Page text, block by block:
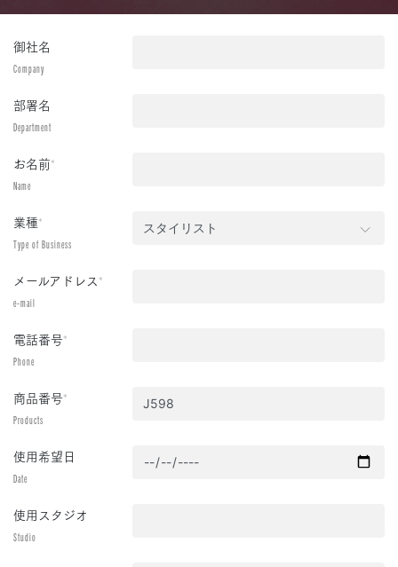
御社名
Company
部署名
Department
お名前*
Name
業種*
Type of Business
メールアドレス*
e-mail
電話番号*
Phone
商品番号*
Products
使用希望日
Date
使用スタジオ
Studio